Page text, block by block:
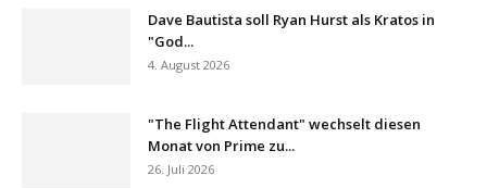
Dave Bautista soll Ryan Hurst als Kratos in
"God...
4. August 2026
"The Flight Attendant" wechselt diesen
Monat von Prime zu...
26. Juli 2026